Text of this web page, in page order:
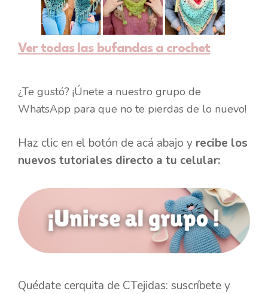
Ver todas las bufandas a crochet
¿Te gustó? ¡Únete a nuestro grupo de
WhatsApp para que no te pierdas de lo nuevo!
Haz clic en el botón de acá abajo y recibe los
nuevos tutoriales directo a tu celular:
Quédate cerquita de CTejidas: suscríbete y